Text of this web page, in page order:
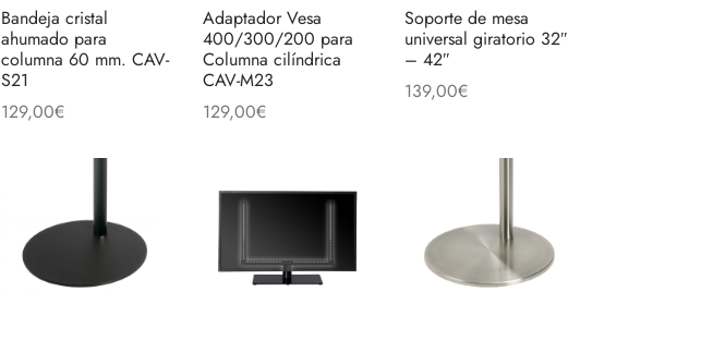
Bandeja cristal
ahumado para
columna 60 mm. CAV-
S21
129,00€
Adaptador Vesa
400/300/200 para
Columna cilíndrica
CAV-M23
129,00€
Soporte de mesa
universal giratorio 32″
– 42″
139,00€